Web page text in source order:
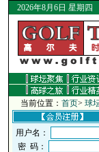
2026年8月6日 星期四
当前位置： 首页> 球
用户名：
密 码：